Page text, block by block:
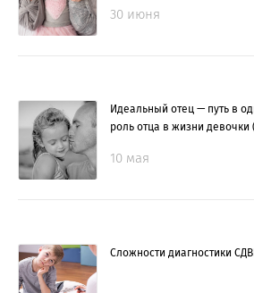
30 июня
Идеальный отец — путь в
роль отца в жизни девочки
10 мая
Сложности диагностики